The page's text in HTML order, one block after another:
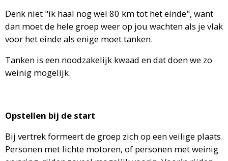
Denk niet "ik haal nog wel 80 km tot het einde", want
dan moet de hele groep weer op jou wachten als je vlak
voor het einde als enige moet tanken.
Tanken is een noodzakelijk kwaad en dat doen we zo
weinig mogelijk.
Opstellen bij de start
Bij vertrek formeert de groep zich op een veilige plaats.
Personen met lichte motoren, of personen met weinig